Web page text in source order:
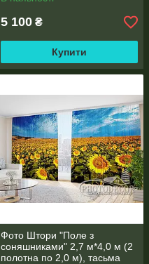
5 100 ₴
Купити
Фото Штори "Поле з
соняшниками" 2,7 м*4,0 м (2
полотна по 2,0 м), тасьма